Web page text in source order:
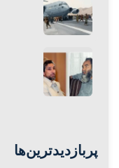
پربازدیدترین‌ها